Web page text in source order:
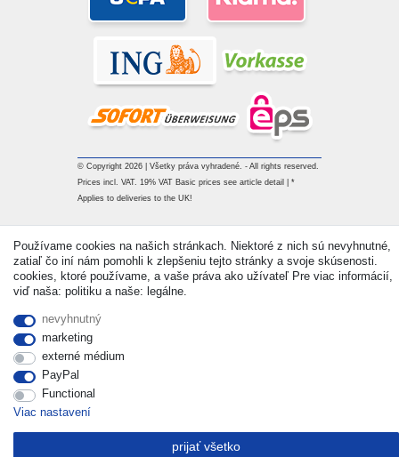
© Copyright 2026 | Všetky práva vyhradené. - All rights reserved.
Prices incl. VAT. 19% VAT Basic prices see article detail | *
Applies to deliveries to the UK!
Používame cookies na našich stránkach. Niektoré z nich sú nevyhnutné,
zatiaľ čo iní nám pomohli k zlepšeniu tejto stránky a svoje skúsenosti.
cookies, ktoré používame, a vaše práva ako užívateľ Pre viac informácií,
viď naša: politiku a naše: legálne.
nevyhnutný
marketing
externé médium
PayPal
Functional
Viac nastavení
prijať všetko
Withdraw from contract here Kontakt